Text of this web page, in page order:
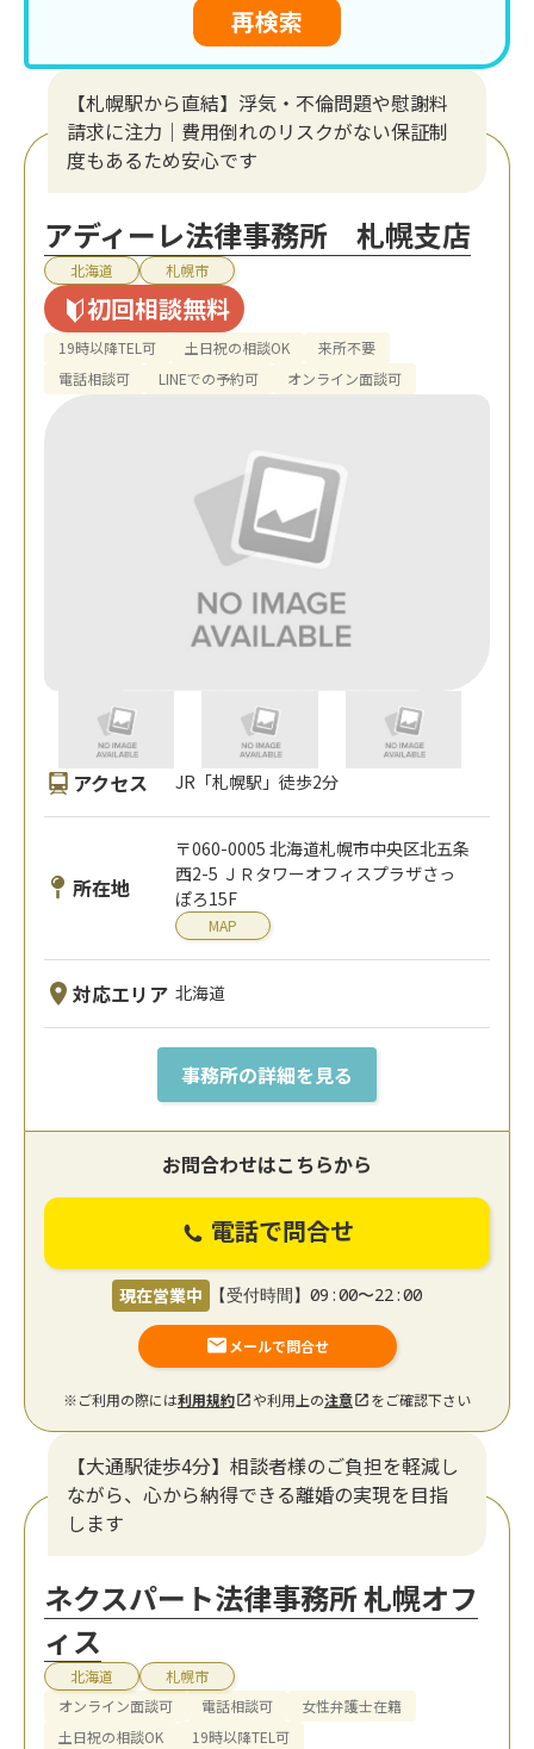
再検索
【札幌駅から直結】浮気・不倫問題や慰謝料
請求に注力｜費用倒れのリスクがない保証制
度もあるため安心です
アディーレ法律事務所 札幌支店
北海道 札幌市
初回相談無料
19時以降TEL可 土日祝の相談OK
来所不要
電話相談可
LINEでの予約可 オンライン面談可
アクセス JR「札幌駅」徒歩2分
所在地
〒060-0005 北海道札幌市中央区北五条
西2-5 ＪＲタワーオフィスプラザさっ
ぽろ15F
MAP
対応エリア 北海道
事務所の詳細を見る
お問合わせはこちらから
電話で問合せ
現在営業中 【受付時間】09:00〜22:00
メールで問合せ
※ご利用の際には利用規約 や利用上の注意 をご確認下さい
【大通駅徒歩4分】相談者様のご負担を軽減し
ながら、心から納得できる離婚の実現を目指
します
ネクスパート法律事務所 札幌オフ
ィス
北海道
札幌市
オンライン面談可
電話相談可
女性弁護士在籍
土日祝の相談OK
19時以降TEL可